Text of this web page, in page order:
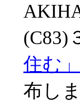
(C83)
住む」
布し